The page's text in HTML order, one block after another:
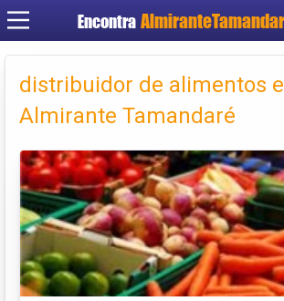
Encontra
Cadastrar
Criar conta
distribuidor de alimentos
Almirante Tamandaré